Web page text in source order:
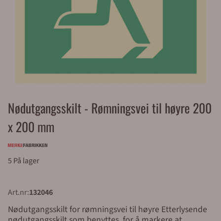
Nødutgangsskilt - Rømningsvei til høyre 200
x 200 mm
5 På lager
Art.nr:132046
Nødutgangsskilt for rømningsvei til høyre Etterlysende